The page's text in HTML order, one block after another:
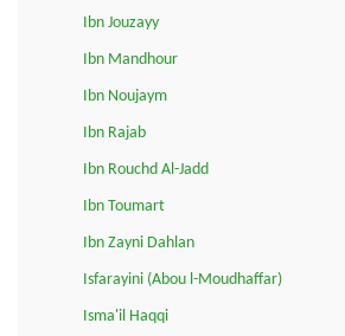
Ibn Jouzayy
Ibn Mandhour
Ibn Noujaym
Ibn Rajab
Ibn Rouchd Al-Jadd
Ibn Toumart
Ibn Zayni Dahlan
Isfarayini (Abou l-Moudhaffar)
Isma'il Haqqi